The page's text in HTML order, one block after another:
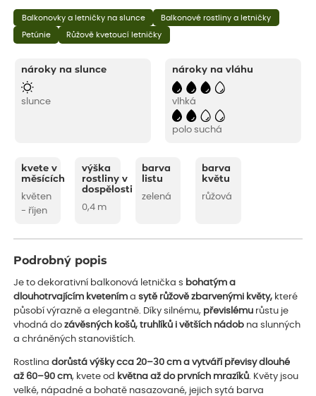
Balkonovky a letničky na slunce Balkonové rostliny a letničky
Petúnie Růžově kvetoucí letničky
nároky na slunce
slunce
nároky na vláhu
vlhká
polo suchá
kvete v
měsících
květen
- říjen
výška
rostliny v
dospělosti
0,4 m
barva
listu
zelená
barva
květu
růžová
Podrobný popis
Je to dekorativní balkonová letnička s bohatým a
dlouhotrvajícím kvetením asytě růžově zbarvenými květy, které
působí výrazně a elegantně. Díky silnému, převislému růstu je
vhodná dozávěsných košů, truhlíků i větších nádob na slunných
a chráněných stanovištích.
Rostlinadorůstá výšky cca 20–30 cm a vytváří převisy dlouhé
až 60–90 cm, kvete od května až do prvních mrazíků. Květy jsou
velké, nápadné a bohatě nasazované, jejich sytá barva